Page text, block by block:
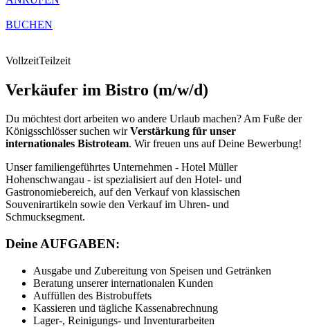
BUCHEN
VollzeitTeilzeit
Verkäufer im Bistro (m/w/d)
Du möchtest dort arbeiten wo andere Urlaub machen? Am Fuße der
Königsschlösser suchen wirVerstärkung für unser
internationales Bistroteam. Wir freuen uns auf Deine Bewerbung!
Unser familiengeführtes Unternehmen - Hotel Müller
Hohenschwangau - ist spezialisiert auf den Hotel- und
Gastronomiebereich, auf den Verkauf von klassischen
Souvenirartikeln sowie den Verkauf im Uhren- und
Schmucksegment.
Deine AUFGABEN:
Ausgabe und Zubereitung von Speisen und Getränken
Beratung unserer internationalen Kunden
Auffüllen des Bistrobuffets
Kassieren und tägliche Kassenabrechnung
Lager-, Reinigungs- und Inventurarbeiten